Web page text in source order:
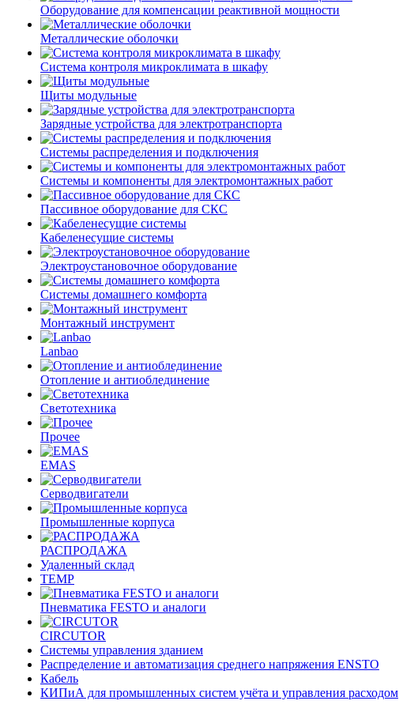
Оборудование для компенсации реактивной мощности
Металлические оболочки
Система контроля микроклимата в шкафу
Щиты модульные
Зарядные устройства для электротранспорта
Системы распределения и подключения
Системы и компоненты для электромонтажных работ
Пассивное оборудование для СКС
Кабеленесущие системы
Электроустановочное оборудование
Системы домашнего комфорта
Монтажный инструмент
Lanbao
Отопление и антиоблединение
Светотехника
Прочее
EMAS
Cерводвигатели
Промышленные корпуса
РАСПРОДАЖА
Удаленный склад
TEMP
Пневматика FESTO и аналоги
CIRCUTOR
Системы управления зданием
Распределение и автоматизация среднего напряжения ENSTO
Кабель
КИПиА для промышленных систем учёта и управления расходом